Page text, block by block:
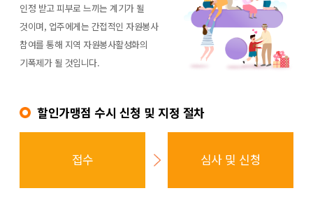
인정 받고 피부로 느끼는 계기가 될
것이며, 업주에게는 간접적인 자원봉사
참여를 통해 지역 자원봉사활성화의
기폭제가 될 것입니다.
할인가맹점 수시 신청 및 지정 절차
접수 심사 및 신청